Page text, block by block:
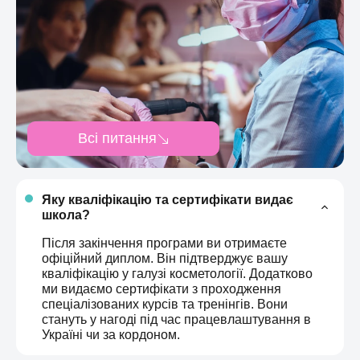
Всі питання
Яку кваліфікацію та сертифікати видає
школа?
Після закінчення програми ви отримаєте
офіційний диплом. Він підтверджує вашу
кваліфікацію у галузі косметології. Додатково
ми видаємо сертифікати з проходження
спеціалізованих курсів та тренінгів. Вони
стануть у нагоді під час працевлаштування в
Україні чи за кордоном.